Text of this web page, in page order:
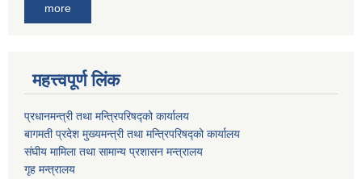
more
महत्त्वपूर्ण लिंक
प्रधानमन्त्री तथा मन्त्रिपरिषद्को कार्यालय
बागमती प्रदेश मुख्यमन्त्री तथा मन्त्रिपरिषद्को कार्यालय
संघीय मामिला तथा सामान्य प्रशासन मन्त्रालय
गृह मन्त्रालय